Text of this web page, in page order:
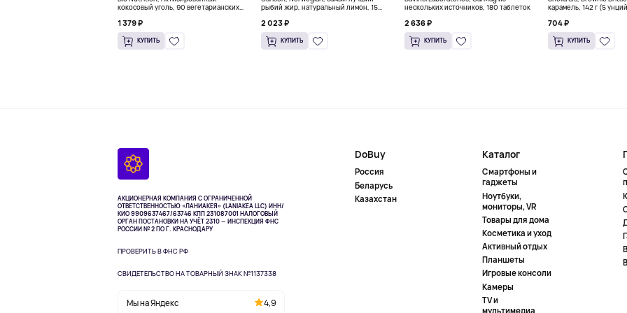
кокосовый уголь, 90 вегетарианских
1 379 ₽
КУПИТЬ
рыбий жир, натуральный лимон, 15
2 023 ₽
КУПИТЬ
нескольких источников, 180 таблеток
2 636 ₽
КУПИТЬ
карамель, 142 г (5
704 ₽
КУПИТЬ
АКЦИОНЕРНАЯ КОМПАНИЯ С ОГРАНИЧЕННОЙ
ОТВЕТСТВЕННОСТЬЮ «ЛАНИАКЕЯ» (LANIAKEA LLC) ИНН/
КИО 9909637467/63746 КПП 231087001НАЛОГОВЫЙ
ОРГАН ПОСТАНОВКИ НА УЧЁТ 2310 — ИНСПЕКЦИЯ ФНС
РОССИИ № 2 ПО Г. КРАСНОДАРУ
ПРОВЕРИТЬ В ФНС РФ
СВИДЕТЕЛЬСТВО НА ТОВАРНЫЙ ЗНАК №1137338
Мы на Яндекс 4,9
DoBuy
Россия
Беларусь
Казахстан
Каталог
Смартфоны и
гаджеты
Ноутбуки,
мониторы, VR
Товары для дома
Косметика и уход
Активный отдых
Планшеты
Игровые консоли
Камеры
TV и
мультимедиа